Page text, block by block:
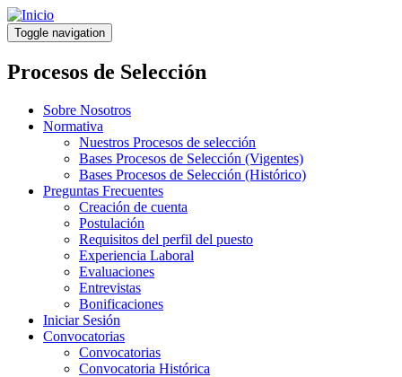
Pasar
al
contenido
principal
Toggle navigation
Procesos de Selección
Sobre Nosotros
Normativa
Nuestros Procesos de selección
Bases Procesos de Selección (Vigentes)
Bases Procesos de Selección (Histórico)
Preguntas Frecuentes
Creación de cuenta
Postulación
Requisitos del perfil del puesto
Experiencia Laboral
Evaluaciones
Entrevistas
Bonificaciones
Iniciar Sesión
Convocatorias
Convocatorias
Convocatoria Histórica